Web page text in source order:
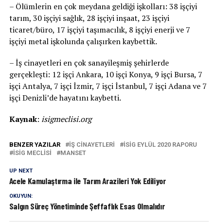
– Ölümlerin en çok meydana geldiği işkolları: 38 işçiyi
tarım, 30 işçiyi sağlık, 28 işçiyi inşaat, 23 işçiyi
ticaret/büro, 17 işçiyi taşımacılık, 8 işçiyi enerji ve 7
işçiyi metal işkolunda çalışırken kaybettik.
– İş cinayetleri en çok sanayileşmiş şehirlerde
gerçekleşti: 12 işçi Ankara, 10 işçi Konya, 9 işçi Bursa, 7
işçi Antalya, 7 işçi İzmir, 7 işçi İstanbul, 7 işçi Adana ve 7
işçi Denizli’de hayatını kaybetti.
Kaynak: isigmeclisi.org
BENZER YAZILAR IŞ CINAYETLERI
ISIG EYLÜL 2020 RAPORU
İSİG MECLISI
MANSET
UP NEXT
Acele Kamulaştırma ile Tarım Arazileri Yok Ediliyor
OKUYUN:
Salgın Süreç Yönetiminde Şeffaflık Esas Olmalıdır